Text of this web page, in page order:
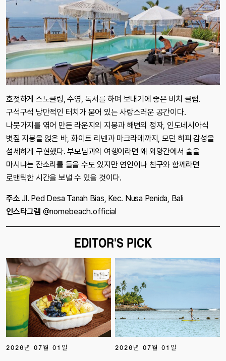
호젓하게 스노클링, 수영, 독서를 하며 보내기에 좋은 비치 클럽.
구석구석 낭만적인 터치가 묻어 있는 사랑스러운 공간이다.
나뭇가지를 엮어 만든 라운지의 지붕과 해변의 정자, 인도네시아식
볏짚 지붕을 얹은 바, 화이트 리넨과 마크라메까지, 모던 히피 감성을
섬세하게 구현했다. 부모님과의 여행이라면 왜 외양간에서 술을
마시냐는 잔소리를 들을 수도 있지만 연인이나 친구와 함께라면
로맨틱한 시간을 보낼 수 있을 것이다.
주소 Jl. Ped Desa Tanah Bias, Kec. Nusa Penida, Bali
인스타그램 @nomebeach.official
EDITOR'S PICK
2026년 07월 01일 2026년 07월 01일